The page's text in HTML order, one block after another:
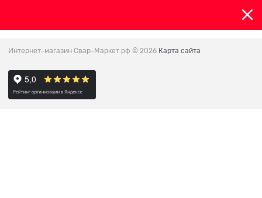
Интернет-магазин Свар-Маркет.рф © 2026 Карта сайта